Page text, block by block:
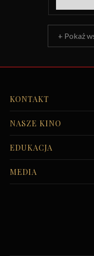
+ Pokaż
KONTAKT
NASZE KINO
EDUKACJA
MEDIA